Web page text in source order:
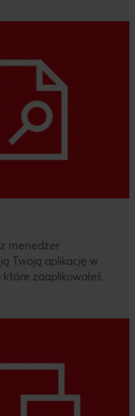
menedżer
Twoją aplikację w
zaaplikowałeś.